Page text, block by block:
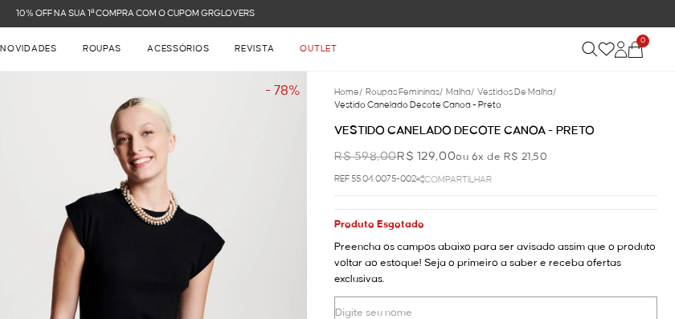
FRETE GRÁTIS NAS COMPRAS ACIMA DE R$ 899
NOVIDADES ROUPAS ACESSÓRIOS REVISTA OUTLET
0
- 78% Home/ Roupas Femininas/ Malha/ Vestidos De Malha/
Vestido Canelado Decote Canoa - Preto
VESTIDO CANELADO DECOTE CANOA - PRETO
R$ 598,00R$ 129,00ou 6x de R$ 21,50
REF.55.04.0075-002 COMPARTILHAR
Produto Esgotado
Preencha os campos abaixo para ser avisado assim que o produto
voltar ao estoque! Seja o primeiro a saber e receba ofertas
exclusivas.